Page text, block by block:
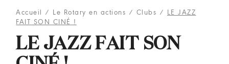
Accueil / Le Rotary en actions / Clubs / LE JAZZ
FAIT SON CINÉ !
LE JAZZ FAIT SON